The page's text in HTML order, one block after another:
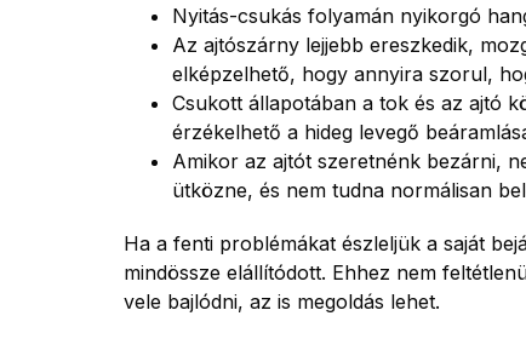
Nyitás-csukás folyamán nyikorgó
Az ajtószárny lejjebb ereszkedik,
elképzelhető, hogy annyira szorul,
Csukott állapotában a tok és az ajtó
érzékelhető a hideg levegő
Amikor az ajtót szeretnénk bezárni,
ütközne, és nem tudna normálisan
Ha a fenti problémákat észleljük a saját
mindössze elállítódott. Ehhez nem
vele bajlódni, az is megoldás lehet.